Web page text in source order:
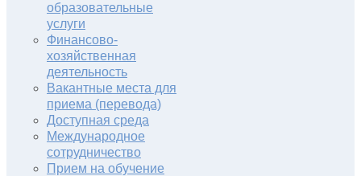
образовательные
услуги
Финансово-
хозяйственная
деятельность
Вакантные места для
приема (перевода)
Доступная среда
Международное
сотрудничество
Прием на обучение